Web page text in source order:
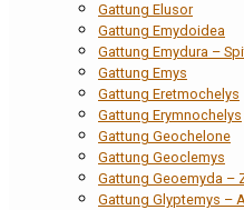
Gattung Elusor
Gattung Emydoidea
Gattung Emydura –
Gattung Emys
Gattung Eretmochelys
Gattung Erymnochelys
Gattung Geochelone
Gattung Geoclemys
Gattung Geoemyda –
Gattung Glyptemys –